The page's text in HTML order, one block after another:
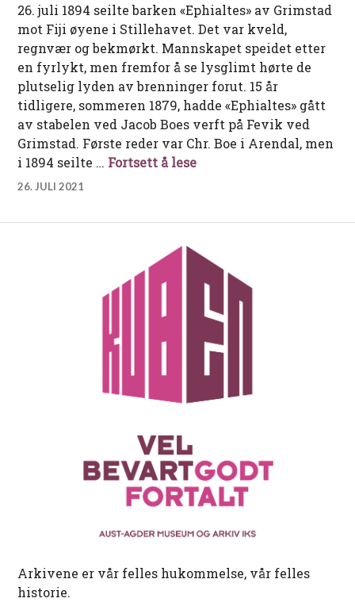
26. juli 1894 seilte barken «Ephialtes» av Grimstad
mot Fiji øyene i Stillehavet. Det var kveld,
regnvær og bekmørkt. Mannskapet speidet etter
en fyrlykt, men fremfor å se lysglimt hørte de
plutselig lyden av brenninger forut. 15 år
tidligere, sommeren 1879, hadde «Ephialtes» gått
av stabelen ved Jacob Boes verft på Fevik ved
Grimstad. Første reder var Chr. Boe i Arendal, men
i 1894 seilte … Fortsett å lese«Ephialtes» på seilas
26. JULI 2021
Arkivene er vår felles hukommelse, vår felles
historie.